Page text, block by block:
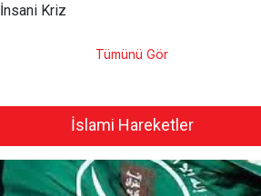
İnsani Kriz
Tümünü Gör
İslami Hareketler